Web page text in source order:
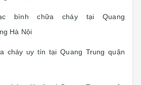
bình chữa cháy tại Quang
Hà Nội
cháy uy tín tại Quang Trung quận